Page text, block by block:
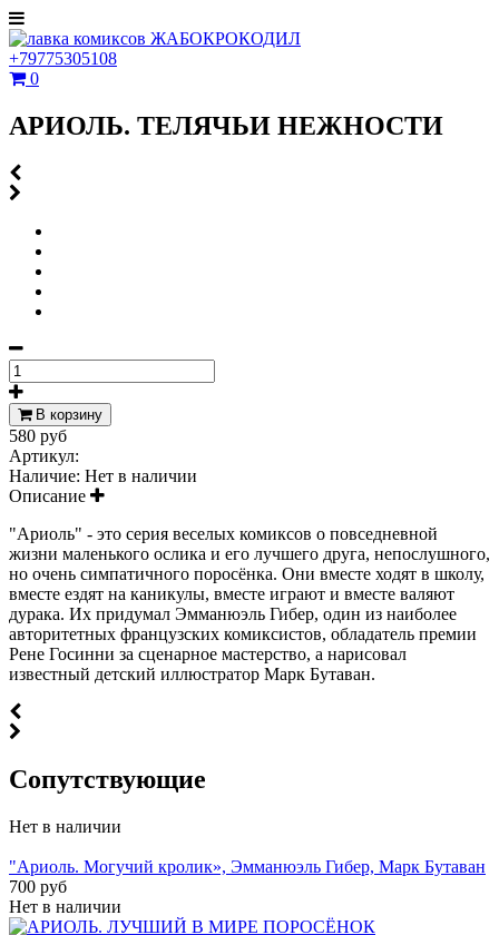
+79775305108
0
АРИОЛЬ. ТЕЛЯЧЬИ НЕЖНОСТИ
В корзину
580 руб
Артикул:
Наличие: Нет в наличии
Описание
"Ариоль" - это серия веселых комиксов о повседневной
жизни маленького ослика и его лучшего друга, непослушного,
но очень симпатичного поросёнка. Они вместе ходят в школу,
вместе ездят на каникулы, вместе играют и вместе валяют
дурака. Их придумал Эмманюэль Гибер, один из наиболее
авторитетных французских комиксистов, обладатель премии
Рене Госинни за сценарное мастерство, а нарисовал
известный детский иллюстратор Марк Бутаван.
Cопутствующие
Нет в наличии
"Ариоль. Могучий кролик», Эмманюэль Гибер, Марк Бутаван
700 руб
Нет в наличии